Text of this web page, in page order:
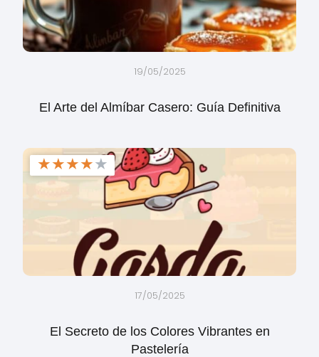
19/05/2025
El Arte del Almíbar Casero: Guía Definitiva
★★★★★
17/05/2025
El Secreto de los Colores Vibrantes en
Pastelería